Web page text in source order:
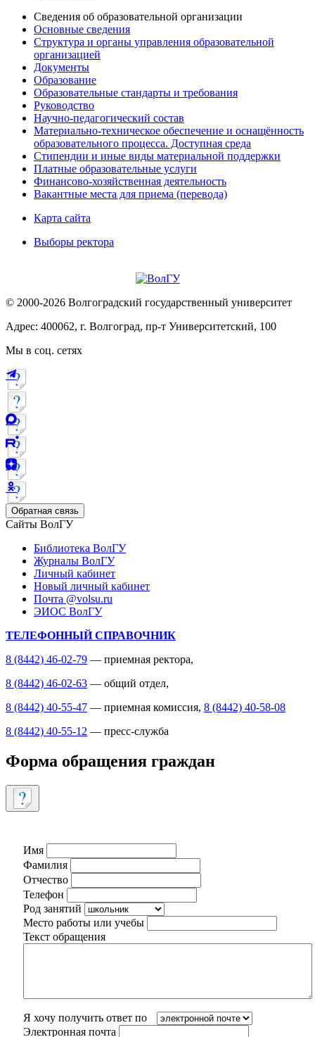
Сведения об образовательной организации
Основные сведения
Структура и органы управления образовательной
организацией
Документы
Образование
Образовательные стандарты и требования
Руководство
Научно-педагогический состав
Материально-техническое обеспечение и оснащённость
образовательного процесса. Доступная среда
Стипендии и иные виды материальной поддержки
Платные образовательные услуги
Финансово-хозяйственная деятельность
Вакантные места для приема (перевода)
Карта сайта
Выборы ректора
© 2000-2026 Волгоградский государственный университет
Адрес: 400062, г. Волгоград, пр-т Университетский, 100
Мы в соц. сетях
Обратная связь
Сайты ВолГУ
Библиотека ВолГУ
Журналы ВолГУ
Личный кабинет
Новый личный кабинет
Почта @volsu.ru
ЭИОС ВолГУ
ТЕЛЕФОННЫЙ СПРАВОЧНИК
8 (8442) 46-02-79 — приемная ректора,
8 (8442) 46-02-63 — общий отдел,
8 (8442) 40-55-47 — приемная комиссия, 8 (8442) 40-58-08
8 (8442) 40-55-12 — пресс-служба
Форма обращения граждан
Имя
Фамилия
Отчество
Телефон
Род занятий
Место работы или учебы
Текст обращения
Я хочу получить ответ по
Электронная почта